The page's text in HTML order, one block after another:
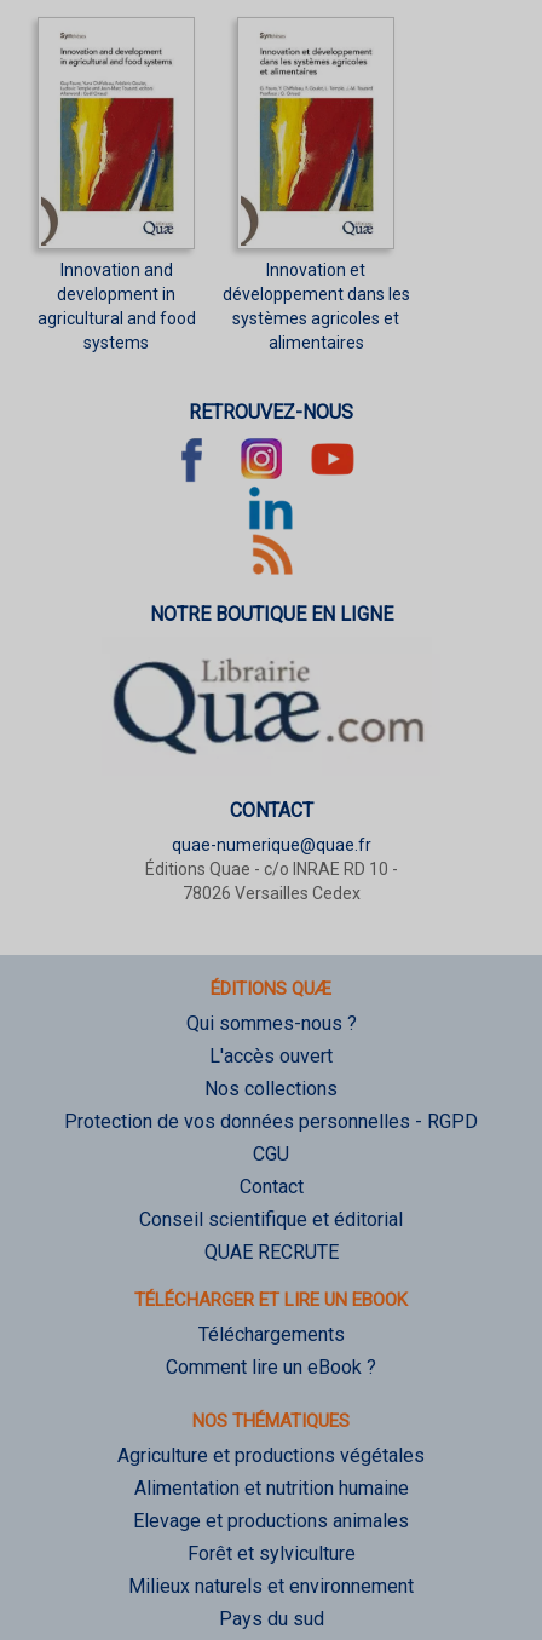
Innovation and
development in
agricultural and food
systems
Innovation et
développement dans les
systèmes agricoles et
alimentaires
RETROUVEZ-NOUS
NOTRE BOUTIQUE EN LIGNE
CONTACT
quae-numerique@quae.fr
Éditions Quae - c/o INRAE RD 10 -
78026 Versailles Cedex
ÉDITIONS QUÆ
Qui sommes-nous ?
L'accès ouvert
Nos collections
Protection de vos données personnelles - RGPD
CGU
Contact
Conseil scientifique et éditorial
QUAE RECRUTE
TÉLÉCHARGER ET LIRE UN EBOOK
Téléchargements
Comment lire un eBook ?
NOS THÉMATIQUES
Agriculture et productions végétales
Alimentation et nutrition humaine
Elevage et productions animales
Forêt et sylviculture
Milieux naturels et environnement
Pays du sud